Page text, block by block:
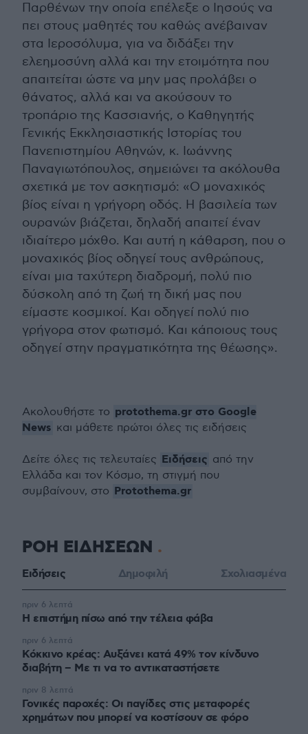
Παρθένων την οποία επέλεξε ο Ιησούς να
πει στους μαθητές του καθώς ανέβαιναν
στα Ιεροσόλυμα, για να διδάξει την
ελεημοσύνη αλλά και την ετοιμότητα που
απαιτείται ώστε να μην μας προλάβει ο
θάνατος, αλλά και να ακούσουν το
τροπάριο της Κασσιανής, ο Καθηγητής
Γενικής Εκκλησιαστικής Ιστορίας του
Πανεπιστημίου Αθηνών, κ. Ιωάννης
Παναγιωτόπουλος, σημειώνει τα ακόλουθα
σχετικά με τον ασκητισμό: «Ο μοναχικός
βίος είναι η γρήγορη οδός. Η βασιλεία των
ουρανών βιάζεται, δηλαδή απαιτεί έναν
ιδιαίτερο μόχθο. Και αυτή η κάθαρση, που ο
μοναχικός βίος οδηγεί τους ανθρώπους,
είναι μια ταχύτερη διαδρομή, πολύ πιο
δύσκολη από τη ζωή τη δική μας που
είμαστε κοσμικοί. Και οδηγεί πολύ πιο
γρήγορα στον φωτισμό. Και κάποιους τους
οδηγεί στην πραγματικότητα της θέωσης».
Ακολουθήστε το protothema.gr στο Google
News και μάθετε πρώτοι όλες τις ειδήσεις
Δείτε όλες τις τελευταίες Ειδήσεις από την
Ελλάδα και τον Κόσμο, τη στιγμή που
συμβαίνουν, στο Protothema.gr
ΡΟΗ ΕΙΔΗΣΕΩΝ
Ειδήσεις Δημοφιλή Σχολιασμένα
Η επιστήμη πίσω από την τέλεια φάβα
πριν 6 λεπτά
Κόκκινο κρέας: Αυξάνει κατά 49% τον κίνδυνο
διαβήτη – Με τι να το αντικαταστήσετε
πριν 6 λεπτά
Γονικές παροχές: Οι παγίδες στις μεταφορές
χρημάτων που μπορεί να κοστίσουν σε φόρο
πριν 8 λεπτά